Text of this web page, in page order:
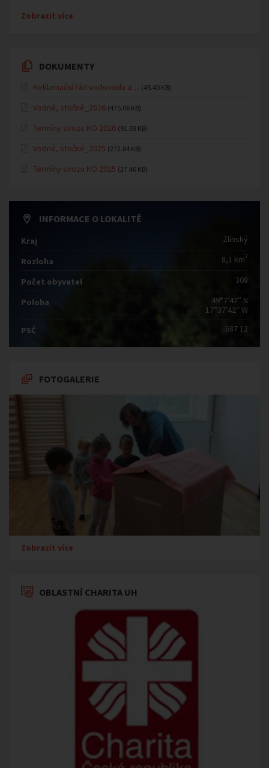
Zobrazit více
DOKUMENTY
Reklamační řád vodovodu a… (45.40 KB)
Vodné, stočné_2026 (475.06 KB)
Termíny svozu KO 2026 (91.38 KB)
Vodné, stočné_2025 (272.84 KB)
Termíny svozu KO 2025 (27.46 KB)
INFORMACE O LOKALITĚ
Kraj Zlínský
Rozloha 8,1 km2
Počet obyvatel 308
Poloha
49°7′47″ N
17°37′42″ W
PSČ
687 12
FOTOGALERIE
Zobrazit více
OBLASTNÍ CHARITA UH